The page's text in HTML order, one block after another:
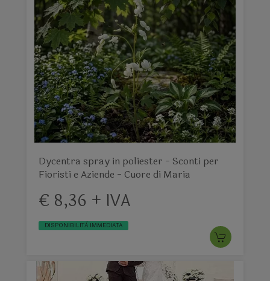
Dycentra spray in poliester - Sconti per
Fioristi e Aziende - Cuore di Maria
€ 8,36 + IVA
DISPONIBILITÀ IMMEDIATA